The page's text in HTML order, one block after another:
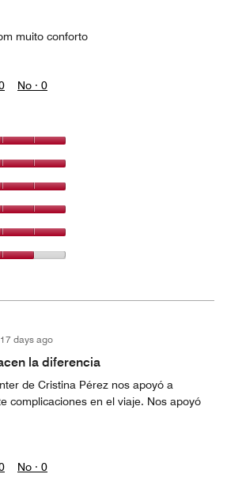
muito conforto
No · 0
17 days ago
la diferencia
de Cristina Pérez nos apoyó a
complicaciones en el viaje. Nos apoyó
No · 0